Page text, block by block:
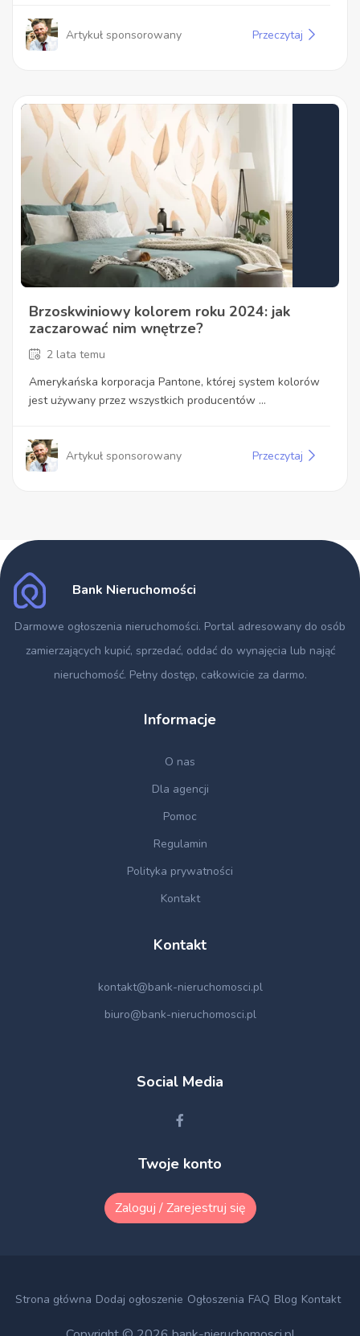
Artykuł sponsorowany Przeczytaj
Brzoskwiniowy kolorem roku 2024: jak
zaczarować nim wnętrze?
2 lata temu
Amerykańska korporacja Pantone, której system kolorów
jest używany przez wszystkich producentów ...
Artykuł sponsorowany Przeczytaj
Bank Nieruchomości
Darmowe ogłoszenia nieruchomości. Portal adresowany do osób
zamierzających kupić, sprzedać, oddać do wynajęcia lub nająć
nieruchomość. Pełny dostęp, całkowicie za darmo.
Informacje
O nas
Dla agencji
Pomoc
Regulamin
Polityka prywatności
Kontakt
Kontakt
kontakt@bank-nieruchomosci.pl
biuro@bank-nieruchomosci.pl
Social Media
Twoje konto
Zaloguj / Zarejestruj się
Strona główna Dodaj ogłoszenie Ogłoszenia FAQ Blog Kontakt